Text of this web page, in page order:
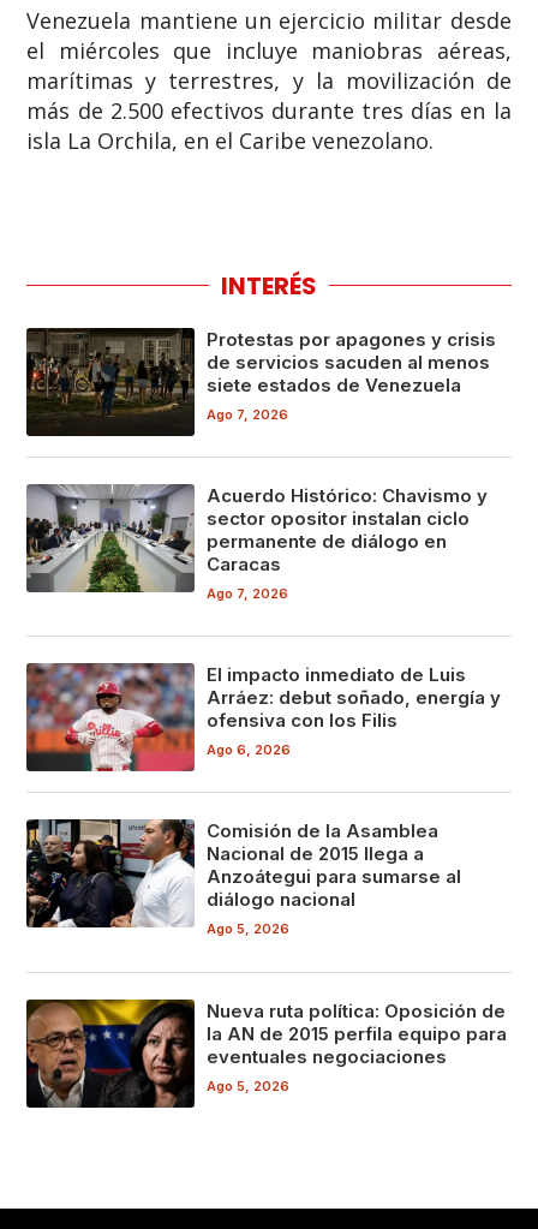
Venezuela mantiene un ejercicio militar desde
el miércoles que incluye maniobras aéreas,
marítimas y terrestres, y la movilización de
más de 2.500 efectivos durante tres días en la
isla La Orchila, en el Caribe venezolano.
INTERÉS
Protestas por apagones y crisis
de servicios sacuden al menos
siete estados de Venezuela
Ago 7, 2026
Acuerdo Histórico: Chavismo y
sector opositor instalan ciclo
permanente de diálogo en
Caracas
Ago 7, 2026
El impacto inmediato de Luis
Arráez: debut soñado, energía y
ofensiva con los Filis
Ago 6, 2026
Comisión de la Asamblea
Nacional de 2015 llega a
Anzoátegui para sumarse al
diálogo nacional
Ago 5, 2026
Nueva ruta política: Oposición de
la AN de 2015 perfila equipo para
eventuales negociaciones
Ago 5, 2026